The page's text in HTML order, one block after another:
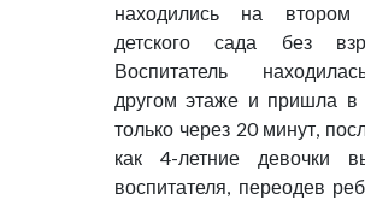
находились на втором
детского сада без
Воспитатель
другом этаже и пришла в
только через 20 минут,
как 4-летние девочки
воспитателя, переодев